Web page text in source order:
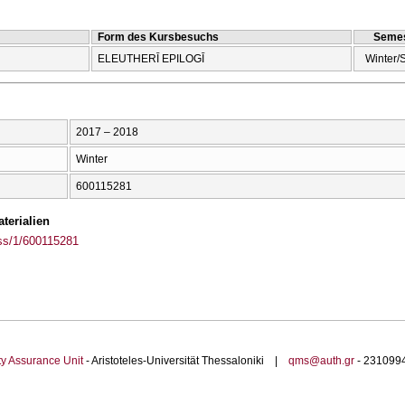
Form des Kursbesuchs
ELEUTHERĪ EPILOGĪ
Winter/
2017 – 2018
Winter
600115281
1/600115281
Assurance Unit- Aristoteles-Universität Thessaloniki | qms@auth.gr -